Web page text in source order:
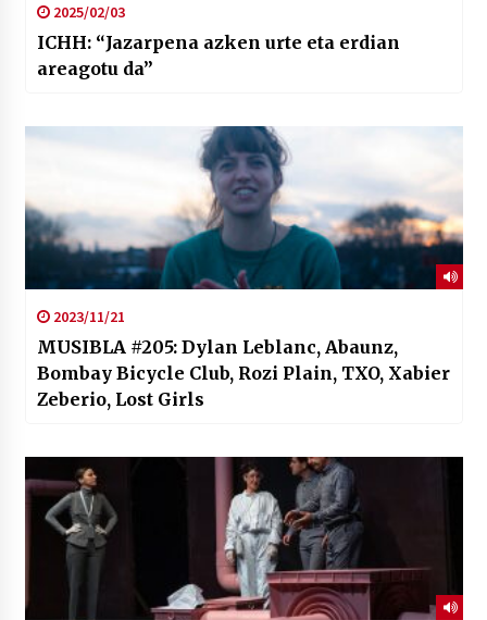
2025/02/03
ICHH: “Jazarpena azken urte eta erdian
areagotu da”
2023/11/21
MUSIBLA #205: Dylan Leblanc, Abaunz,
Bombay Bicycle Club, Rozi Plain, TXO, Xabier
Zeberio, Lost Girls